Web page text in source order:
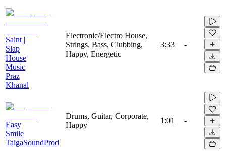
Saint |
Slap
House
Music
Praz
Khanal
Electronic/Electro House,
Strings, Bass, Clubbing,
Happy, Energetic
3:33 -
Easy
Smile
TaigaSoundProd
Drums, Guitar, Corporate,
Happy
1:01 -